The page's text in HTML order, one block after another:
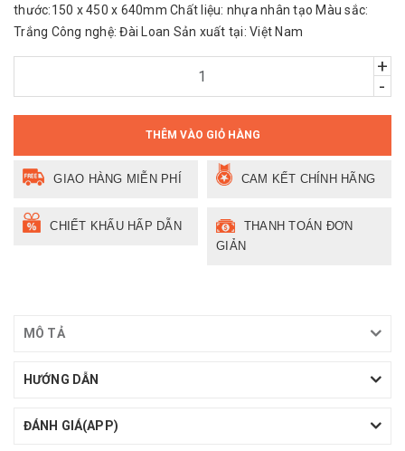
thước:150 x 450 x 640mm Chất liệu: nhựa nhân tạo Màu sắc:
Trắng Công nghệ: Đài Loan Sản xuất tại: Việt Nam
+
-
THÊM VÀO GIỎ HÀNG
GIAO HÀNG MIỄN PHÍ CAM KẾT CHÍNH HÃNG
CHIẾT KHẤU HẤP DẪN
THANH TOÁN ĐƠN
GIẢN
MÔ TẢ
HƯỚNG DẪN
ĐÁNH GIÁ(APP)